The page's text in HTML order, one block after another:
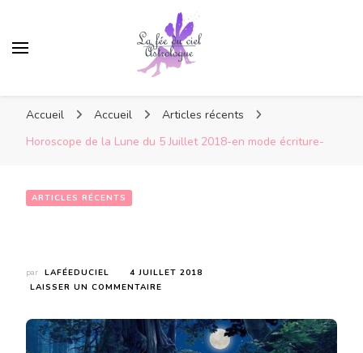
Accueil Accueil
Articles récents
Horoscope de la Lune du 5 Juillet 2018-en mode écriture-
ARTICLES RÉCENTS
par LAFÉEDUCIEL
4 JUILLET 2018
LAISSER UN COMMENTAIRE
LA
LUNE